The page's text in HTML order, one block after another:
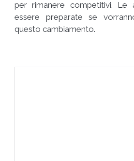
per rimanere competitivi. Le
essere preparate se
questo cambiamento.